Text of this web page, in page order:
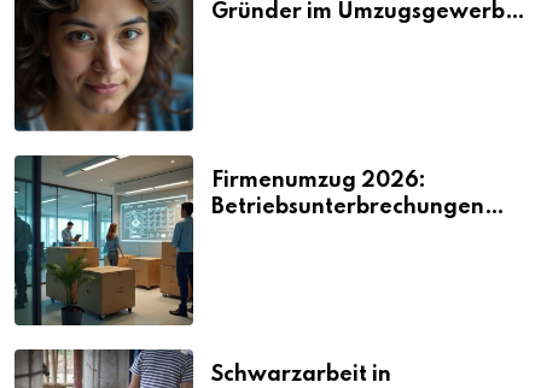
Gründer im Umzugsgewerbe
Firmenumzug 2026:
Betriebsunterbrechungen
Schwarzarbeit in